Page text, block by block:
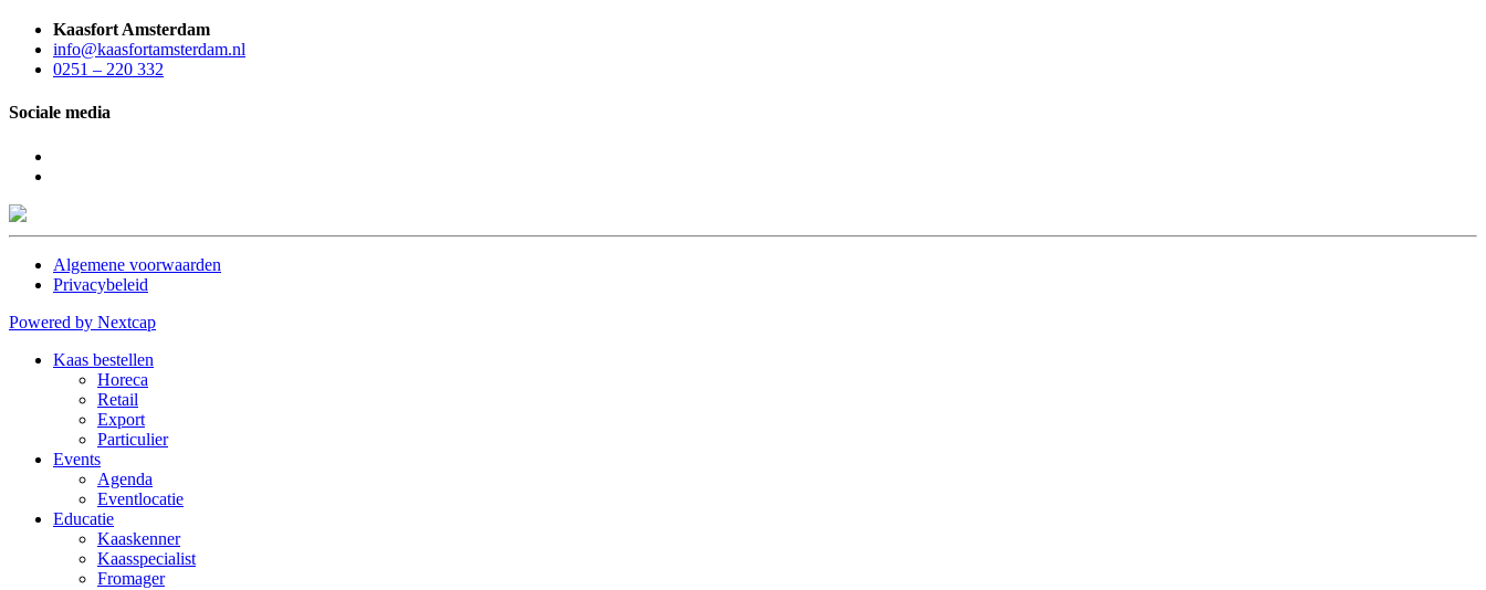
Kaasfort Amsterdam
info@kaasfortamsterdam.nl
0251 – 220 332
Sociale media
Algemene voorwaarden
Privacybeleid
Powered by Nextcap
Kaas bestellen
Horeca
Retail
Export
Particulier
Events
Agenda
Eventlocatie
Educatie
Kaaskenner
Kaasspecialist
Fromager